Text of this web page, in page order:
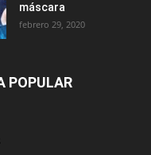
máscara
febrero 29, 2020
POPULAR